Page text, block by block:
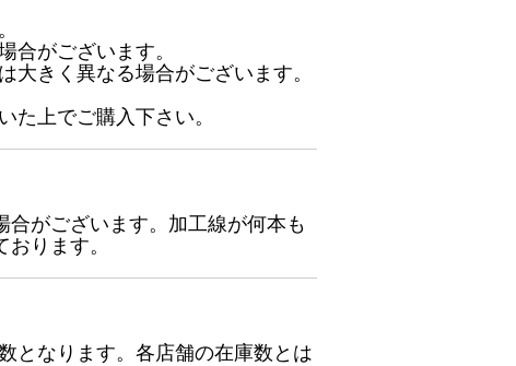
合がございます。
大きく異なる場合がございます。
た上でご購入下さい。
がございます。加工線が何本も
ります。
となります。各店舗の在庫数とは